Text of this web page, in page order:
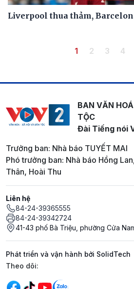
Liverpool thua thảm,
Trang hiện thời
1 Trang
2 Trang
3 4
BAN VĂN
TỘC
Đài Tiếng nói
Trưởng ban: Nhà báo TUYẾT MAI
Phó trưởng ban: Nhà báo Hồng
Thân, Hoài Thu
Liên hệ
84-24-39365555
84-24-39342724
41-43 phố Bà Triệu, phường Cửa
Phát triển và vận hành bởi SolidTech
Mạng xã hội
Theo dõi: